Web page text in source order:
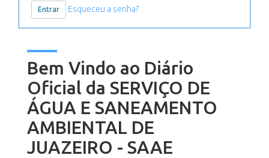
Esqueceu a senha?
Bem Vindo ao Diário
Oficial da SERVIÇO DE
ÁGUA E SANEAMENTO
AMBIENTAL DE
JUAZEIRO - SAAE